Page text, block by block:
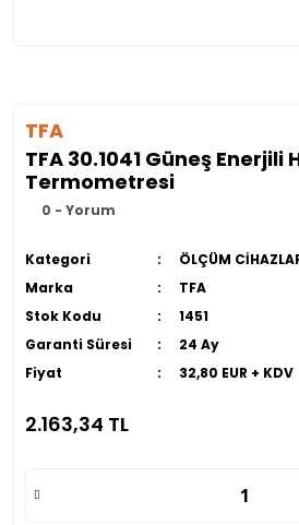
TFA
TFA 30.1041 Güneş Enerjili
Termometresi
0 - Yorum
Kategori
ÖLÇÜM
Marka
TFA
Stok Kodu
1451
Garanti Süresi
24 Ay
Fiyat
32,80 EUR + KDV
2.163,34 TL